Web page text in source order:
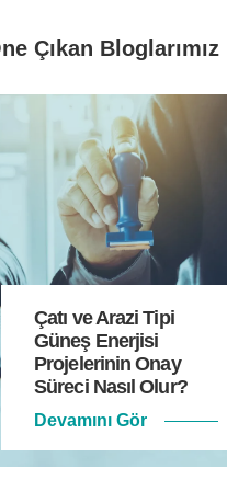
Çıkan Bloglarımız
Çatı ve Arazi Tipi
Güneş Enerjisi
Projelerinin Onay
Süreci Nasıl Olur?
Devamını Gör